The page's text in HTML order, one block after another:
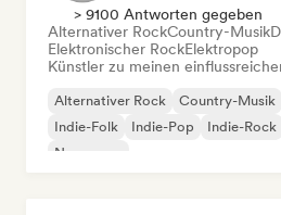
> 9100 Antworten gegeben
Alternativer RockCountry-Musik
Elektronischer RockElektropop
Künstler zu meinen
Alternativer Rock Country-Musik
Indie-Folk
Indie-Pop Indie-Rock
New wave